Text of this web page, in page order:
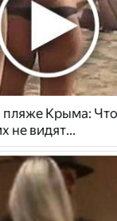
пляже Крыма:
не видят...